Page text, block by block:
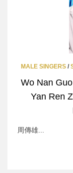
MALE SINGERS/
Wo Nan
Yan Ren
周傳雄...